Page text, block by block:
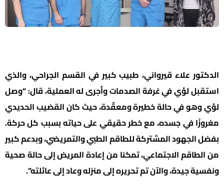
الدكتور علاء قيرواني، طبيب كبير في القسم الجراحي، والذي
استقبل لؤي في غرفة الصدمات وأجرى له العملية، قال: “وصل
لؤي وهو في حالة خطيرة ومعقّدة، حيث كان القضيب الحديدي
مغروزًا في جسده، مع خطر حقيقي على حياته بسبب كل حركة.
بفضل الجهود المشتركة للطاقم الطبي والتمريضي، وبدعم كبير
من الطاقم الاجتماعي، تمكنا من إعادة المريض إلى حالة صحية
ونفسية جيدة، والآن تم تحريره إلى منزله وعاد إلى عائلته”.